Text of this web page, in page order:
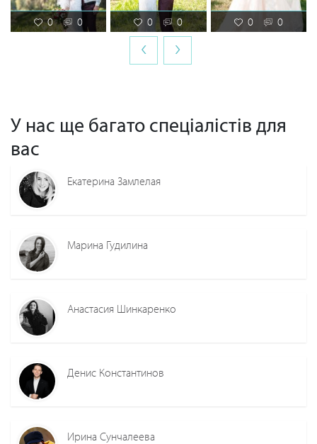
0 0 0 0 0 0
‹ ›
У нас ще багато спеціалістів для
вас
Екатерина Замлелая
Марина Гудилина
Анастасия Шинкаренко
Денис Константинов
Ирина Сунчалеева